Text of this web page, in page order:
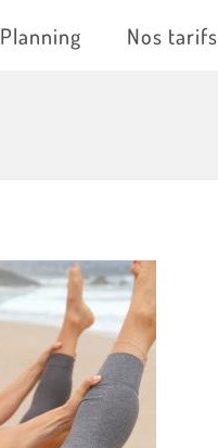
Planning Nos tarifs